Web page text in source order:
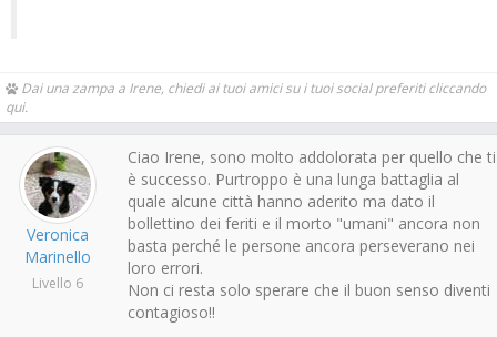
Dai una zampa a Irene, chiedi ai tuoi amici su i tuoi social preferiti cliccando
qui.
Veronica
Marinello
Livello 6
Ciao Irene, sono molto addolorata per quello che ti
è successo. Purtroppo è una lunga battaglia al
quale alcune città hanno aderito ma dato il
bollettino dei feriti e il morto "umani" ancora non
basta perché le persone ancora perseverano nei
loro errori.
Non ci resta solo sperare che il buon senso diventi
contagioso!!